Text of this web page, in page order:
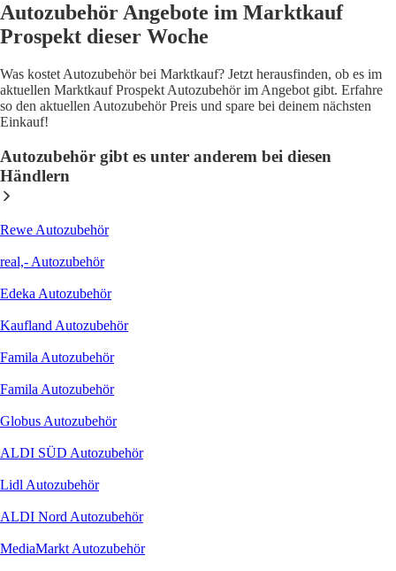
Autozubehör Angebote im Marktkauf
Prospekt dieser Woche
Was kostet Autozubehör bei Marktkauf? Jetzt herausfinden, ob es im
aktuellen Marktkauf Prospekt Autozubehör im Angebot gibt. Erfahre
so den aktuellen Autozubehör Preis und spare bei deinem nächsten
Einkauf!
Autozubehör gibt es unter anderem bei diesen
Händlern
Rewe Autozubehör
real,- Autozubehör
Edeka Autozubehör
Kaufland Autozubehör
Famila Autozubehör
Famila Autozubehör
Globus Autozubehör
ALDI SÜD Autozubehör
Lidl Autozubehör
ALDI Nord Autozubehör
MediaMarkt Autozubehör